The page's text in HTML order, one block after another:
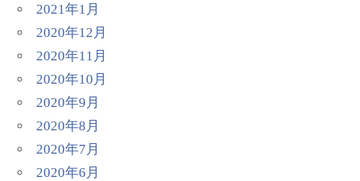
2021年1月
2020年12月
2020年11月
2020年10月
2020年9月
2020年8月
2020年7月
2020年6月